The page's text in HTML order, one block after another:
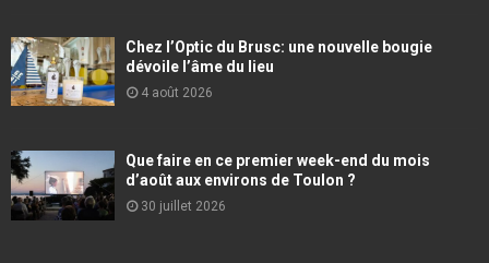
Chez l’Optic du Brusc: une nouvelle bougie
dévoile l’âme du lieu
4 août 2026
Que faire en ce premier week-end du mois
d’août aux environs de Toulon ?
30 juillet 2026